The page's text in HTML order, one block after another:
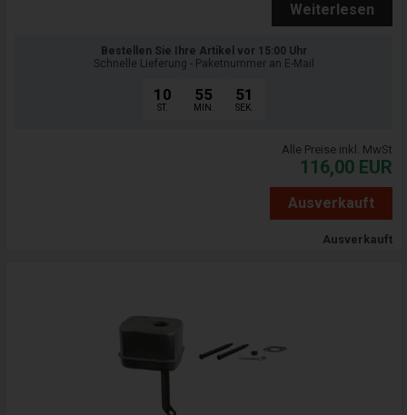
Weiterlesen
Bestellen Sie Ihre Artikel vor 15:00 Uhr
Schnelle Lieferung - Paketnummer an E-Mail
10
ST.
55
MIN.
50
SEK.
Alle Preise inkl. MwSt
116,00 EUR
Ausverkauft
Ausverkauft